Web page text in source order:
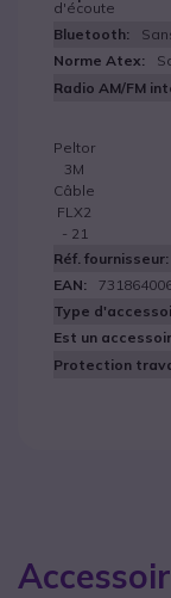
d'écoute
Peltor
3M
Câble
FLX2
- 21